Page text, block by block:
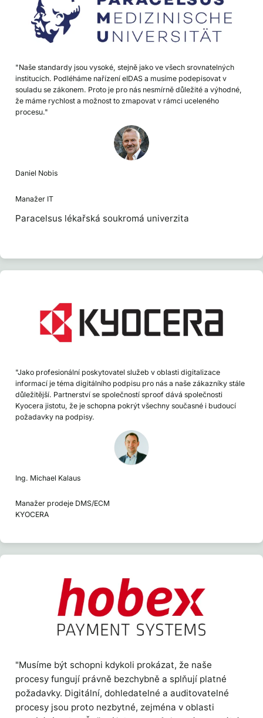
"Naše standardy jsou vysoké, stejně jako ve všech srovnatelných
institucích. Podléháme nařízení eIDAS a musíme podepisovat v
souladu se zákonem. Proto je pro nás nesmírně důležité a výhodné,
že máme rychlost a možnost to zmapovat v rámci uceleného
procesu."
Daniel Nobis
Manažer IT
Paracelsus lékařská soukromá univerzita
"Jako profesionální poskytovatel služeb v oblasti digitalizace
informací je téma digitálního podpisu pro nás a naše zákazníky stále
důležitější. Partnerství se společností sproof dává společnosti
Kyocera jistotu, že je schopna pokrýt všechny současné i budoucí
požadavky na podpisy.
Ing. Michael Kalaus
Manažer prodeje DMS/ECM
KYOCERA
"Musíme být schopni kdykoli prokázat, že naše
procesy fungují právně bezchybně a splňují platné
požadavky. Digitální, dohledatelné a auditovatelné
procesy jsou proto nezbytné, zejména v oblasti